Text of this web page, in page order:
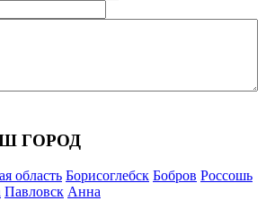
ГОРОД
область Борисоглебск Бобров Россошь
Павловск Анна